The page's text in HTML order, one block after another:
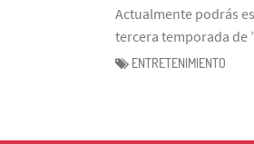
Actualmente podrás
tercera temporada de ’
ENTRETENIMIENTO